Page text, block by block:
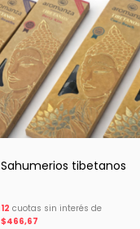
Sahumerios tibetanos
12 cuotas sin interés de
$466,67